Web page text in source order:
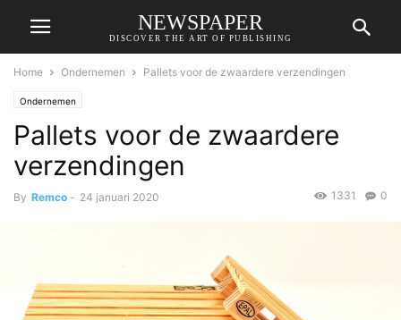
NEWSPAPER
DISCOVER THE ART OF PUBLISHING
Home Ondernemen Pallets voor de zwaardere verzendingen
Ondernemen
Pallets voor de zwaardere
verzendingen
By Remco - 24 januari 2020 0
1331